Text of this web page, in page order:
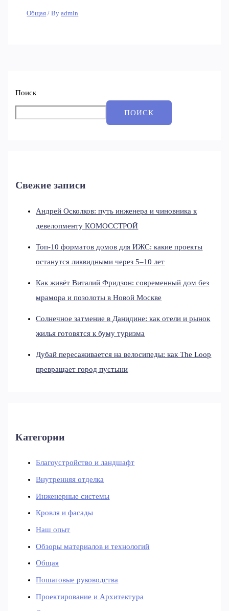
Общая / Byadmin
Поиск
ПОИСК
Свежие записи
Андрей Осколков: путь инженера и чиновника к
девелопменту КОМОССТРОЙ
Топ-10 форматов домов для ИЖС: какие проекты
останутся ликвидными через 5–10 лет
Как живёт Виталий Фридзон: современный дом без
мрамора и позолоты в Новой Москве
Солнечное затмение в Данидине: как отели и рынок
жилья готовятся к буму туризма
Дубай пересаживается на велосипеды: как The Loop
превращает город пустыни
Категории
Благоустройство и ландшафт
Внутренняя отделка
Инженерные системы
Кровля и фасады
Наш опыт
Обзоры материалов и технологий
Общая
Пошаговые руководства
Проектирование и Архитектура